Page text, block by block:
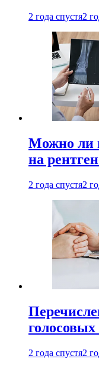
2 года спустя2
Можно ли
на
2 года спустя2
голосовых
2 года спустя2